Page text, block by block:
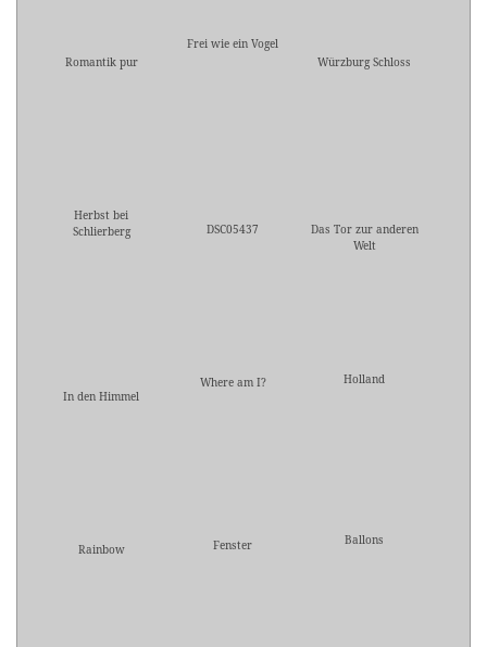
Romantik pur
Frei wie ein Vogel
Würzburg Schloss
Herbst bei
Schlierberg
DSC05437
Das Tor zur anderen
Welt
In den Himmel
Where am I? Holland
Rainbow Fenster Ballons